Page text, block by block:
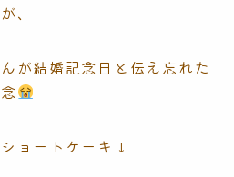
、
が結婚記念日と伝え忘れた
ョートケーキ↓